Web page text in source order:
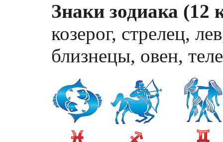
Знаки зодиака (12
козерог, стрелец,
близнецы, овен,